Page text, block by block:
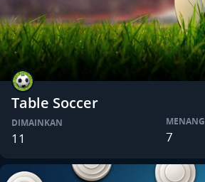
Table Soccer
DIMAINKAN
11
MENANG
7